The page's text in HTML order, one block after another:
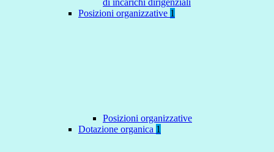
di incarichi dirigenziali
Posizioni organizzative 1
Posizioni organizzative
Dotazione organica 1